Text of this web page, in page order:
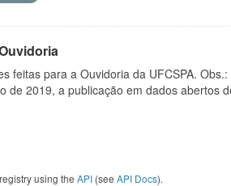
feitas para a Ouvidoria da UFCSPA.
de 2019, a publicação em dados abertos
using the API (see API Docs).